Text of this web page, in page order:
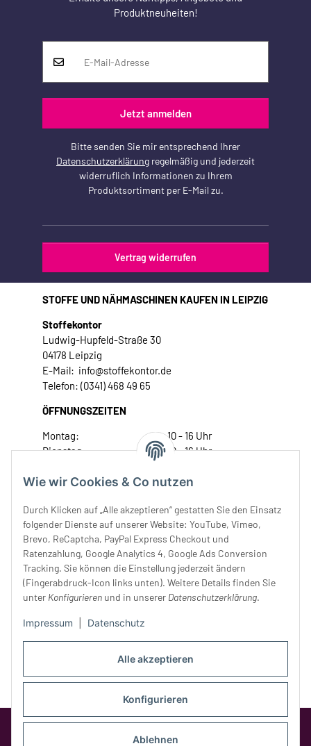
Alle akzeptieren
Konfigurieren
Ablehnen
Wie wir Cookies & Co nutzen
Durch Klicken auf „Alle akzeptieren“ gestatten Sie den Einsatz
folgender Dienste auf unserer Website: YouTube, Vimeo,
Brevo, ReCaptcha, PayPal Express Checkout und
Ratenzahlung, Google Analytics 4, Google Ads Conversion
Tracking. Sie können die Einstellung jederzeit ändern
(Fingerabdruck-Icon links unten). Weitere Details finden Sie
unter Konfigurieren und in unserer Datenschutzerklärung.
Impressum Datenschutz
Produktneuheiten!
Jetzt anmelden
Bitte senden Sie mir entsprechend Ihrer
Datenschutzerklärung regelmäßig und jederzeit
widerruflich Informationen zu Ihrem
Produktsortiment per E-Mail zu.
Vertrag widerrufen
STOFFE UND NÄHMASCHINEN KAUFEN IN LEIPZIG
Stoffekontor
Ludwig-Hupfeld-Straße 30
04178 Leipzig
E-Mail: info@stoffekontor.de
Telefon: (0341) 468 49 65
ÖFFNUNGSZEITEN
Montag:
10 - 16 Uhr
Dienstag:
10 - 16 Uhr
Donnerstag:
10 - 18 Uhr
Samstag:
10 - 14 Uhr
Unser Service
Rechtliches
Google Analytics deaktivierenStatus: